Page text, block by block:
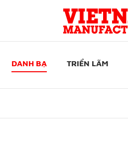
DANH BẠ TRIỂN LÃM